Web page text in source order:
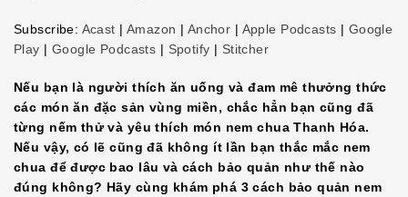
LINK
EMBED
Subscribe: Acast | Amazon | Anchor | Apple Podcasts | Google
Play | Google Podcasts | Spotify | Stitcher
Nếu bạn là người thích ăn uống và đam mê thưởng thức
các món ăn đặc sản vùng miền, chắc hẳn bạn cũng đã
từng nếm thử và yêu thích món nem chua Thanh Hóa.
Nếu vậy, có lẽ cũng đã không ít lần bạn thắc mắc nem
chua để được bao lâu và cách bảo quản như thế nào
đúng không? Hãy cùng khám phá 3 cách bảo quản nem